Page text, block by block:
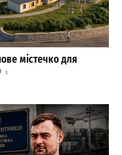
містечко для
1